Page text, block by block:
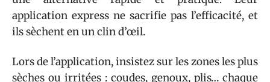
application express ne sacrifie pas l’efficacité, et
ils sèchent en un clin d’œil.
Lors de l’application, insistez sur les zones les plus
sèches ou irritées : coudes, genoux, plis… chaque